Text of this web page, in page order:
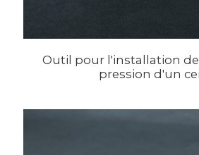
Outil pour l'installation
pression d'un